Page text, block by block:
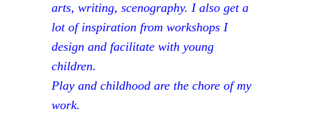
arts, writing, scenography. I also get a
lot of inspiration from workshops I
design and facilitate with young
children.
Play and childhood are the chore of my
work.